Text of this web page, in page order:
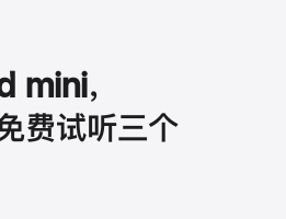
mini，
费试听三个